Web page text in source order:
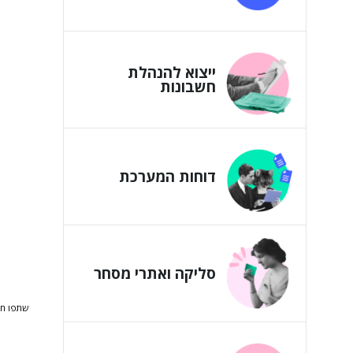
שתפו
ייצוא להנהלת
חשבונות
דוחות המערכת
סליקה ואתרי מסחר